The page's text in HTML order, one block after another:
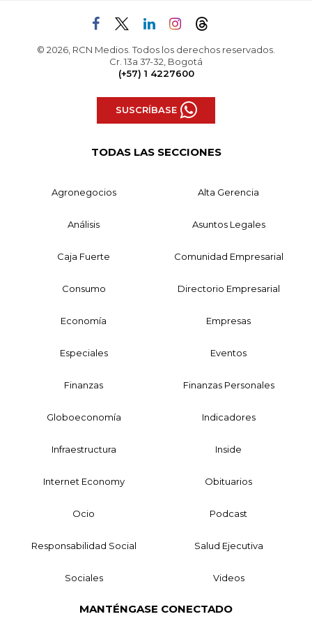
© 2026, RCN Medios. Todos los derechos reservados.
Cr. 13a 37-32, Bogotá
(+57) 1 4227600
SUSCRÍBASE
TODAS LAS SECCIONES
Agronegocios Alta Gerencia
Análisis Asuntos Legales
Caja Fuerte Comunidad Empresarial
Consumo Directorio Empresarial
Economía Empresas
Especiales Eventos
Finanzas Finanzas Personales
Globoeconomía Indicadores
Infraestructura Inside
Internet Economy Obituarios
Ocio Podcast
Responsabilidad Social Salud Ejecutiva
Sociales Videos
MANTÉNGASE CONECTADO